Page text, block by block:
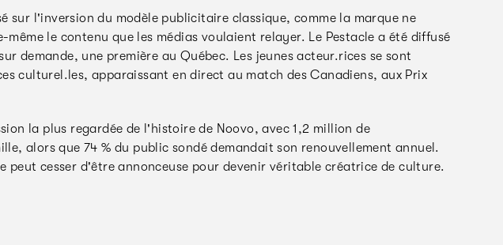
sur l'inversion du modèle publicitaire classique, comme la marque ne
le contenu que les médias voulaient relayer. Le Pestacle a été diffusé
demande, une première au Québec. Les jeunes acteur.rices se sont
culturel.les, apparaissant en direct au match des Canadiens, aux Prix
la plus regardée de l'histoire de Noovo, avec 1,2 million de
alors que 74 % du public sondé demandait son renouvellement annuel.
peut cesser d'être annonceuse pour devenir véritable créatrice de culture.